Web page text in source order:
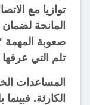
توازيا مع
المانحة لضمان
صعوبة المهمة
تلم التي
المساعدات
الكارثة.